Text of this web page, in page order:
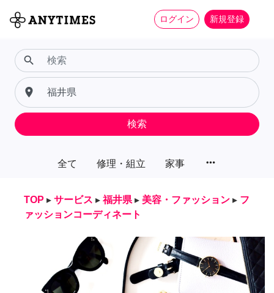
ログイン 新規登録
全て 修理・組立 家事 more_horiz
search
place
検索
TOP ▸ サービス ▸ 福井県 ▸ 美容・ファッション ▸ フ
ァッションコーディネート